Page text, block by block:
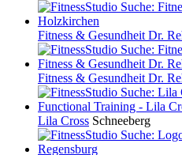
Fitness & Gesundheit Dr.
Fitness & Gesundheit Dr.
Lila Cross Schneeberg